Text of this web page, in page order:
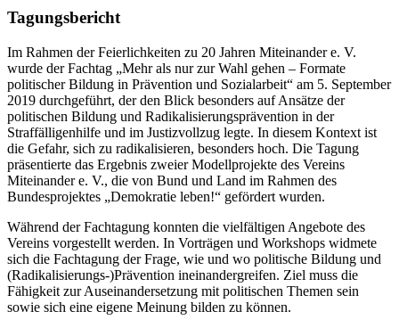
Tagungsbericht
Im Rahmen der Feierlichkeiten zu 20 Jahren Miteinander e. V.
wurde der Fachtag „Mehr als nur zurWahl gehen – Formate
politischer Bildung in Prävention und Sozialarbeit“ am 5. September
2019 durchgeführt, der den Blick besonders auf Ansätze der
politischen Bildung und Radikalisierungsprävention in der
Straffälligenhilfe und im Justizvollzug legte. In diesem Kontext ist
die Gefahr, sich zu radikalisieren, besonders hoch. Die Tagung
präsentierte das Ergebnis zweier Modellprojekte des Vereins
Miteinander e. V., die von Bund und Land im Rahmen des
Bundesprojektes „Demokratie leben!“ gefördert wurden.
Während der Fachtagung konnten die vielfältigen Angebote des
Vereins vorgestellt werden. In Vorträgen und Workshops widmete
sich die Fachtagung der Frage, wie und wo politische Bildung und
(Radikalisierungs-)Prävention ineinandergreifen. Ziel muss die
Fähigkeit zur Auseinandersetzung mit politischen Themen sein
sowie sich eine eigene Meinung bilden zu können.